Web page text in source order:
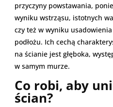
przyczyny powstawania,
wyniku wstrząsu, istotnych
czy też w wyniku
podłożu. Ich cechą
na ścianie jest głęboka,
w samym murze.
Co robi, aby
ścian?